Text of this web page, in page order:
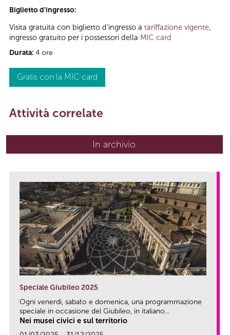
Biglietto d'ingresso:
Visita gratuita con biglietto d'ingresso a tariffazione vigente,
ingresso gratuito per i possessori della MIC card
Durata: 4 ore
Gratis con la MIC card
Attività correlate
In archivio
Speciale Giubileo 2025
Ogni venerdì, sabato e domenica, una programmazione
speciale in occasione del Giubileo, in italiano...
Nei musei civici e sul territorio